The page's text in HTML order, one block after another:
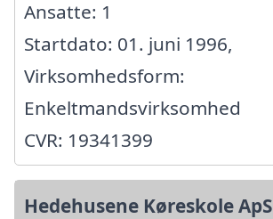
Ansatte: 1
Startdato: 01. juni 1996,
Virksomhedsform:
Enkeltmandsvirksomhed
CVR: 19341399
Hedehusene Køreskole ApS